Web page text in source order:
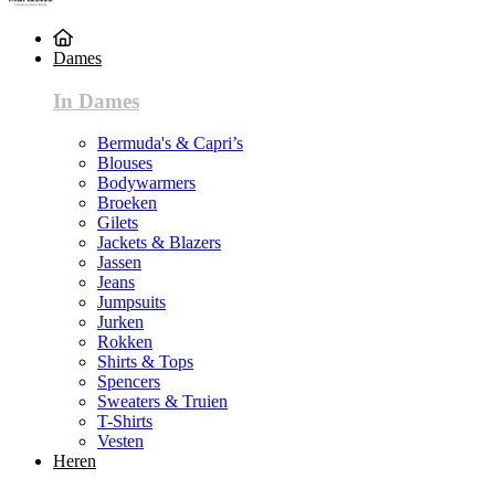
Dames
In Dames
Bermuda's & Capri’s
Blouses
Bodywarmers
Broeken
Gilets
Jackets & Blazers
Jassen
Jeans
Jumpsuits
Jurken
Rokken
Shirts & Tops
Spencers
Sweaters & Truien
T-Shirts
Vesten
Heren